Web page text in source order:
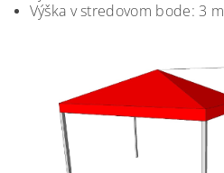
Výška v stredovom bode: 3 m